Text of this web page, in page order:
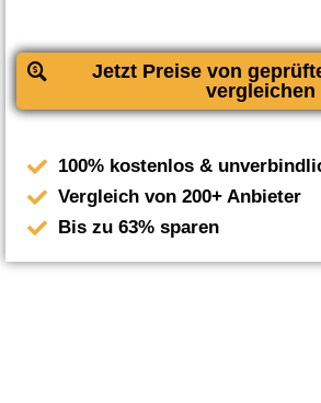
Jetzt Preise von
vergleichen
100% kostenlos &
Vergleich von 200+ Anbieter
Bis zu 63% sparen